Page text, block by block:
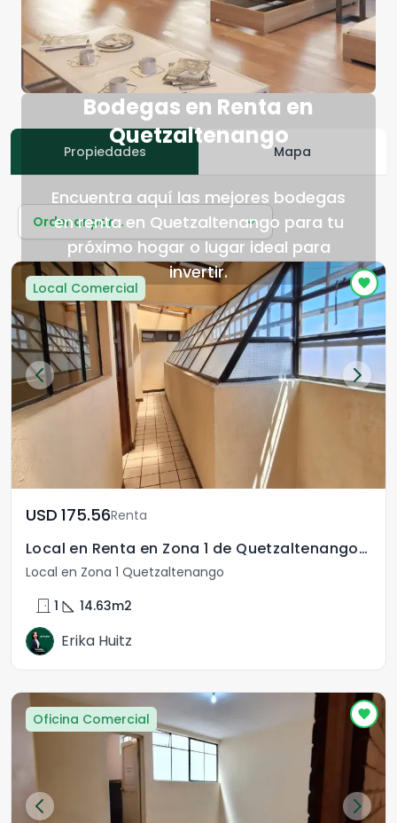
Bodegas en Renta en
Quetzaltenango
Encuentra aquí las mejores bodegas
en renta en Quetzaltenango para tu
próximo hogar o lugar ideal para
invertir.
Propiedades Mapa
Ordenar por...
Local Comercial
USD	175.56Renta
Local en Renta en Zona 1 de Quetzaltenango Xela
Local en Zona 1 Quetzaltenango
door_front 1 square_foot 14.63m2
Erika Huitz
Oficina Comercial